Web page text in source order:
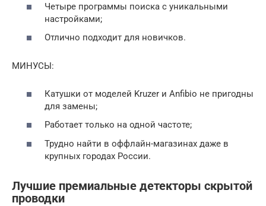
Четыре программы поиска с уникальными
настройками;
Отлично подходит для новичков.
МИНУСЫ:
Катушки от моделей Kruzer и Anfibio не пригодны
для замены;
Работает только на одной частоте;
Трудно найти в оффлайн-магазинах даже в
крупных городах России.
Лучшие премиальные детекторы скрытой
проводки